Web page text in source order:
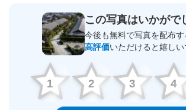
この写真はいかがで
今後も無料で写真を配布す
高評価いただけると嬉しい
1 2 3 4